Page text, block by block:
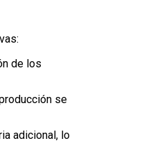
de los
se
adicional, lo